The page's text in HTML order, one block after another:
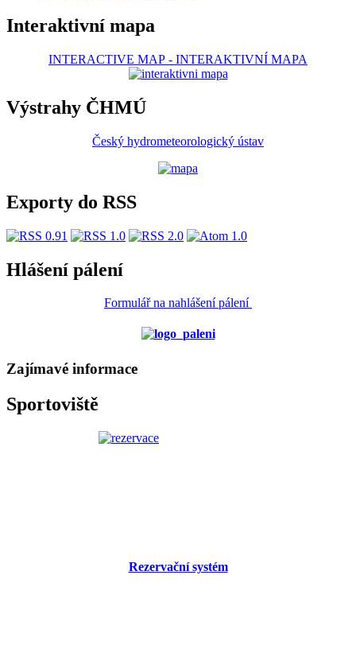
Interaktivní mapa
INTERACTIVE MAP - INTERAKTIVNÍ MAPA
Výstrahy ČHMÚ
Český hydrometeorologický ústav
Exporty do RSS
Hlášení pálení
Formulář na nahlášení pálení
Zajímavé informace
Sportoviště
Rezervační systém